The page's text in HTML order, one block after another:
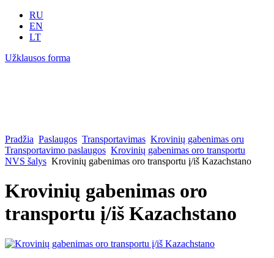
RU
EN
LT
Užklausos forma
Pradžia Paslaugos Transportavimas Krovinių gabenimas oru
Transportavimo paslaugos Krovinių gabenimas oro transportu
NVS šalys Krovinių gabenimas oro transportu į/iš Kazachstano
Krovinių gabenimas oro
transportu į/iš Kazachstano